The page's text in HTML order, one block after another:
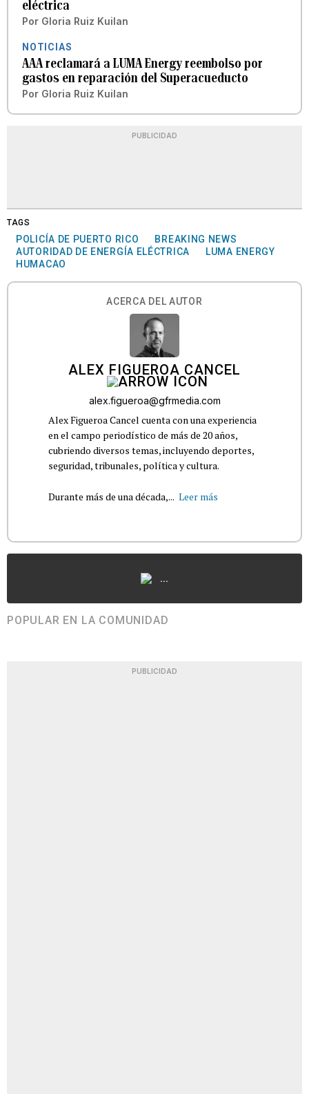
eléctrica
Por Gloria Ruiz Kuilan
NOTICIAS
AAA reclamará a LUMA Energy reembolso por
gastos en reparación del Superacueducto
Por Gloria Ruiz Kuilan
PUBLICIDAD
TAGS
POLICÍA DE PUERTO RICO
BREAKING NEWS
AUTORIDAD DE ENERGÍA ELÉCTRICA
LUMA ENERGY
HUMACAO
ACERCA DEL AUTOR
ALEX FIGUEROA CANCEL
alex.figueroa@gfrmedia.com
Alex Figueroa Cancel cuenta con una experiencia
en el campo periodístico de más de 20 años,
cubriendo diversos temas, incluyendo deportes,
seguridad, tribunales, política y cultura.
Durante más de una década,... Leer más
...
POPULAR EN LA COMUNIDAD
PUBLICIDAD